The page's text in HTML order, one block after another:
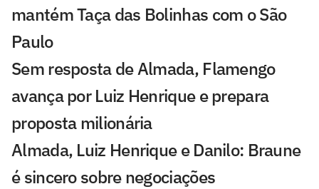
mantém Taça das Bolinhas com o São
Paulo
Sem resposta de Almada, Flamengo
avança por Luiz Henrique e prepara
proposta milionária
Almada, Luiz Henrique e Danilo: Braune
é sincero sobre negociações